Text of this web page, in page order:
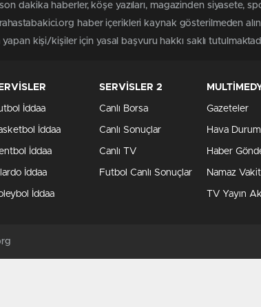
dakika haberler, köşe yazıları, magazinden
haber içerikleri kaynak gösterilmeden
yapan kişi/kişiler için yasal başvuru hakkı saklı
İddaa
İddaa
İddaa
İddaa
İddaa
SERVİSLER 2
Canlı Borsa
Canlı Sonuçlar
Canlı TV
Futbol Canlı Sonuçlar
Gazeteler
Hava
Haber
Namaz
TV Yayın